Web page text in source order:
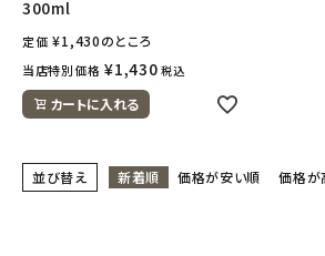
300ml
定価 ¥1,430のところ
当店特別価格 ¥1,430 税込
カートに入れる
並び替え 新着順 価格が安い順 価格が